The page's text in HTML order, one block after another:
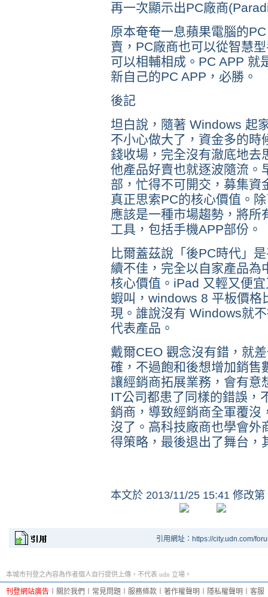
再一次顯示出PC廠商
原本奄奄一息蘋果電腦的
賣，PC廠商也可以從智慧
可以相輔相成。PC APP 就
新自己的PC APP，必勝。
後記
坦白說，隨著 Windows 起
不小心做大了，資金多的時
錢收場，完全沒有澈底地去
他產品好賣也就逐波隨流。
部，忙得不可開交，募集資
真正思索PC的核心價值。
應該是一種市場趨勢，將所
工具，包括手機APP部份。
比爾蓋茲說「後PC時代」
續不佳，完全以自家產品為
核心價值。iPad 又輕又便
蝦叫，windows 8 平板價格
現。誰說沒有 Windows就
代表產品。
戴爾CEO 觀念沒有錯，就
確，不過飽和後想增加銷售
讓經銷商拓展業務，會有意
IT公司都患了同樣的錯誤，
銷商，導致經銷商全軍覆沒
沒了。高科技廠商也學會外
得策略，最後退出了舞台，
本文於 2013/11/25 15:41 修改第
引用網址：https://city.udn.com/
本城市刊登之內容為作者個人自行提供上傳，不代表 udn 立場。
刊登網站廣告 關於我們 常見問題 服務條款 著作權聲明 隱私權聲明 客服